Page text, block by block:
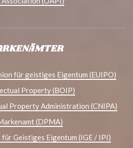
für geistiges Eigentum (EUIPO)
Property (BOIP)
Property Administration (CNIPA)
(DPMA)
Geistiges Eigentum (IGE / IPI)